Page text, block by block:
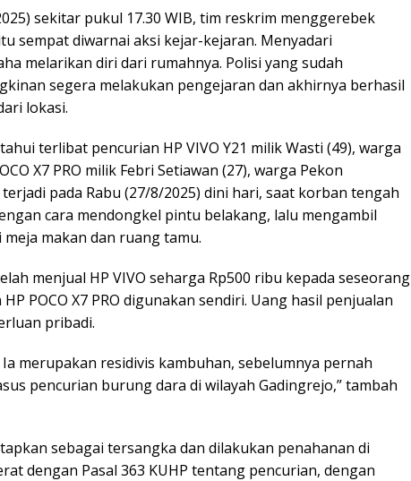
sekitar pukul 17.30 WIB, tim reskrim menggerebek
sempat diwarnai aksi kejar-kejaran. Menyadari
melarikan diri dari rumahnya. Polisi yang sudah
segera melakukan pengejaran dan akhirnya berhasil
lokasi.
terlibat pencurian HP VIVO Y21 milik Wasti (49), warga
X7 PRO milik Febri Setiawan (27), warga Pekon
pada Rabu (27/8/2025) dini hari, saat korban tengah
cara mendongkel pintu belakang, lalu mengambil
makan dan ruang tamu.
menjual HP VIVO seharga Rp500 ribu kepada seseorang
POCO X7 PRO digunakan sendiri. Uang hasil penjualan
pribadi.
merupakan residivis kambuhan, sebelumnya pernah
pencurian burung dara di wilayah Gadingrejo,” tambah
sebagai tersangka dan dilakukan penahanan di
dengan Pasal 363 KUHP tentang pencurian, dengan